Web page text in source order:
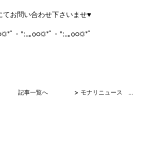
てお問い合わせ下さいませ♥
ﾟ・*:..｡o○☼*ﾟ・*:..｡o○☼*ﾟ
記事一覧へ > モナリニュース No.8